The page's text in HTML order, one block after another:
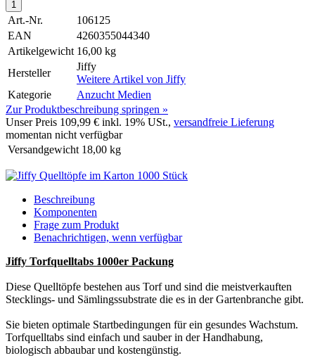
Art.-Nr.
106125
EAN
4260355044340
Artikelgewicht 16,00 kg
Hersteller
Jiffy
Weitere Artikel von Jiffy
Kategorie
Anzucht Medien
Zur Produktbeschreibung springen »
Unser Preis 109,99 € inkl. 19% USt., versandfreie Lieferung
momentan nicht verfügbar
Versandgewicht 18,00 kg
Beschreibung
Komponenten
Frage zum Produkt
Benachrichtigen, wenn verfügbar
Jiffy Torfquelltabs 1000er Packung
Diese Quelltöpfe bestehen aus Torf und sind die meistverkauften
Stecklings- und Sämlingssubstrate die es in der Gartenbranche gibt.
Sie bieten optimale Startbedingungen für ein gesundes Wachstum.
Torfquelltabs sind einfach und sauber in der Handhabung,
biologisch abbaubar und kostengünstig.